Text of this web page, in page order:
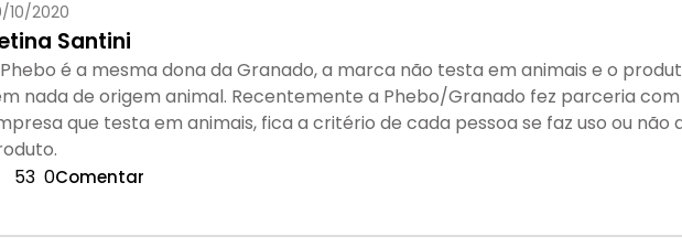
10/2020
Santini
é a mesma dona da Granado, a marca não testa em animais e o
nada de origem animal. Recentemente a Phebo/Granado fez parceria
que testa em animais, fica a critério de cada pessoa se faz uso ou não
53 0Comentar